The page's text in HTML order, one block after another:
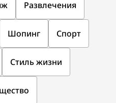
Развлечения
Шопинг Спорт
Стиль жизни